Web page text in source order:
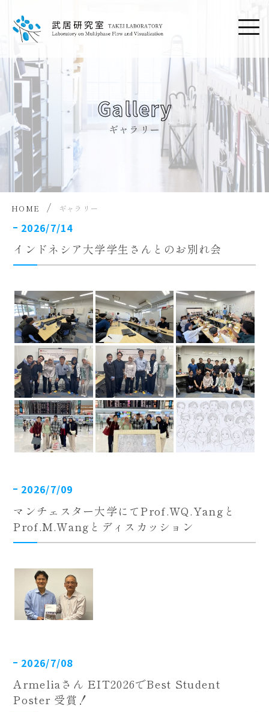
Gallery
ギャラリー
HOME / ギャラリー
2026/7/14
インドネシア大学学生さんとのお別れ会
2026/7/09
マンチェスター大学にてProf.WQ.Yangと
Prof.M.Wangとディスカッション
2026/7/08
Armeliaさん EIT2026でBest Student
Poster 受賞！